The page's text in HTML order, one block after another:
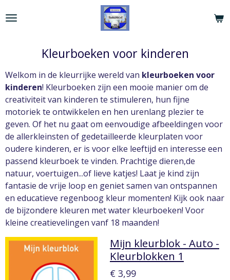
direct
hoofdinhoudKleurboeken voor kinderen
Welkom in de kleurrijke wereld van kleurboeken voor
kinderen! Kleurboeken zijn een mooie manier om de
creativiteit van kinderen te stimuleren, hun fijne
motoriek te ontwikkelen en hen urenlang plezier te
geven. Of het nu gaat om eenvoudige afbeeldingen voor
de allerkleinsten of gedetailleerde kleurplaten voor
oudere kinderen, er is voor elke leeftijd en interesse een
passend kleurboek te vinden. Prachtige dieren,de
natuur, voertuigen...of lieve katjes! Laat je kind zijn
fantasie de vrije loop en geniet samen van ontspannen
en educatieve regenboog kleur momenten! Kijk ook naar
de bijzondere kleuren met water kleurboeken! Voor
kleine creatievelingen vanf 18 maanden!
Mijn kleurblok - Auto -
Kleurblokken 1
€ 3,99